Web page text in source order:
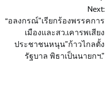
Next:
“อลงกรณ์”เรียกร้องพรรคการ
เมืองและสว.เคารพเสียง
ประชาชนหนุน”ก้าวไกลตั้ง
รัฐบาล พิธาเป็นนายกฯ.”